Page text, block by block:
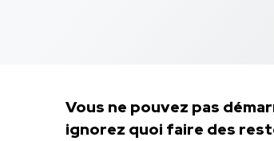
Vous ne pouvez pas
ignorez quoi faire des